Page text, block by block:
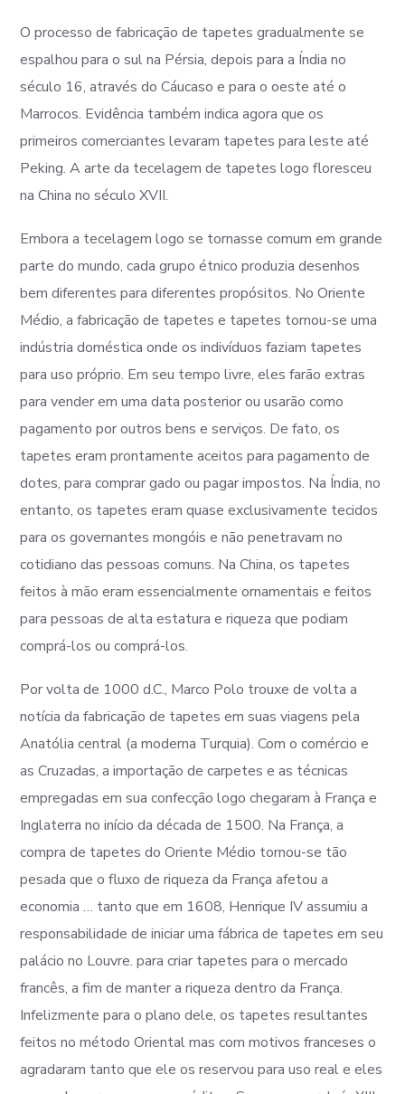
O processo de fabricação de tapetes gradualmente se
espalhou para o sul na Pérsia, depois para a Índia no
século 16, através do Cáucaso e para o oeste até o
Marrocos. Evidência também indica agora que os
primeiros comerciantes levaram tapetes para leste até
Peking. A arte da tecelagem de tapetes logo floresceu
na China no século XVII.
Embora a tecelagem logo se tornasse comum em grande
parte do mundo, cada grupo étnico produzia desenhos
bem diferentes para diferentes propósitos. No Oriente
Médio, a fabricação de tapetes e tapetes tornou-se uma
indústria doméstica onde os indivíduos faziam tapetes
para uso próprio. Em seu tempo livre, eles farão extras
para vender em uma data posterior ou usarão como
pagamento por outros bens e serviços. De fato, os
tapetes eram prontamente aceitos para pagamento de
dotes, para comprar gado ou pagar impostos. Na Índia, no
entanto, os tapetes eram quase exclusivamente tecidos
para os governantes mongóis e não penetravam no
cotidiano das pessoas comuns. Na China, os tapetes
feitos à mão eram essencialmente ornamentais e feitos
para pessoas de alta estatura e riqueza que podiam
comprá-los ou comprá-los.
Por volta de 1000 d.C., Marco Polo trouxe de volta a
notícia da fabricação de tapetes em suas viagens pela
Anatólia central (a moderna Turquia). Com o comércio e
as Cruzadas, a importação de carpetes e as técnicas
empregadas em sua confecção logo chegaram à França e
Inglaterra no início da década de 1500. Na França, a
compra de tapetes do Oriente Médio tornou-se tão
pesada que o fluxo de riqueza da França afetou a
economia … tanto que em 1608, Henrique IV assumiu a
responsabilidade de iniciar uma fábrica de tapetes em seu
palácio no Louvre. para criar tapetes para o mercado
francês, a fim de manter a riqueza dentro da França.
Infelizmente para o plano dele, os tapetes resultantes
feitos no método Oriental mas com motivos franceses o
agradaram tanto que ele os reservou para uso real e eles